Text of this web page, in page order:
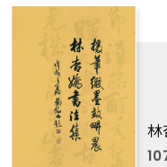
林